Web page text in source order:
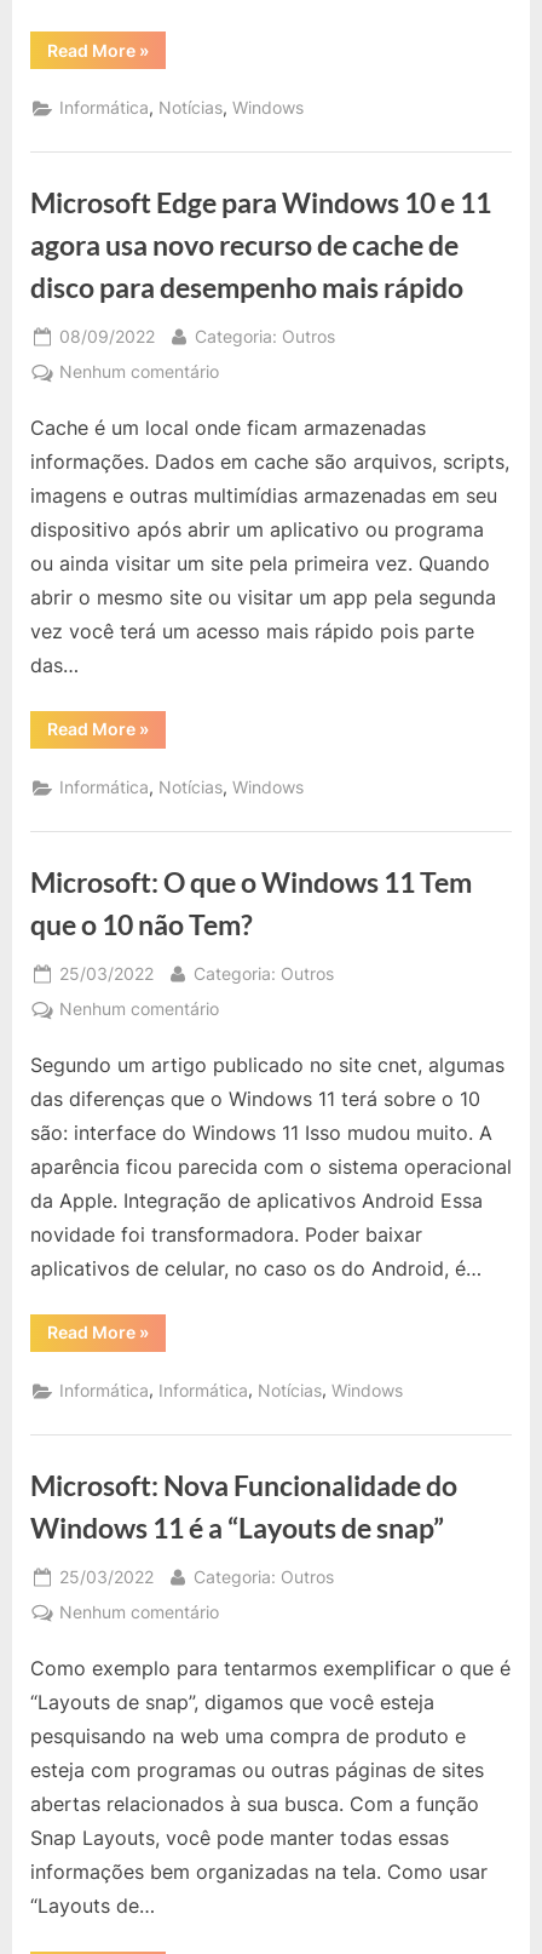
Read More“Windows
11
Pronto
para
Usado
Dobráveis?”
»
Informática, Notícias,Windows
Microsoft Edge para Windows 10 e 11
agora usa novo recurso de cache de
disco para desempenho mais rápido
Posted
on
08/09/2022 By
Categoria: Outros
Nenhum comentárioem
Edge
para
e
11
agora
disco
Cache é um local onde ficam armazenadas
informações. Dados em cache são arquivos, scripts,
imagens e outras multimídias armazenadas em seu
dispositivo após abrir um aplicativo ou programa
ou ainda visitar um site pela primeira vez. Quando
abrir o mesmo site ou visitar um app pela segunda
vez você terá um acesso mais rápido pois parte
das…
Read More“Microsoft
Edge
Windows
10
11
novo
recurso
cache
disco
para
desempenho
mais
»
Informática, Notícias,Windows
Microsoft: O que o Windows 11 Tem
que o 10 não Tem?
Posted
on
25/03/2022 By
Categoria: Outros
Nenhum comentárioem
O
que
Windows
11
Tem
que
Segundo um artigo publicado no site cnet, algumas
das diferenças que o Windows 11 terá sobre o 10
são: interface do Windows 11 Isso mudou muito. A
aparência ficou parecida com o sistema operacional
da Apple. Integração de aplicativos Android Essa
novidade foi transformadora. Poder baixar
aplicativos de celular, no caso os do Android, é…
Read More“Microsoft:
O
Windows
Tem
10
não
Tem?”
»
Informática, Informática, Notícias,Windows
Microsoft: Nova Funcionalidade do
Windows 11 é a “Layouts de snap”
Posted
on
25/03/2022 By
Categoria: Outros
Nenhum comentárioem
Nova
Funcionalidade
Windows
11
é
a
“Layouts
de
Como exemplo para tentarmos exemplificar o que é
“Layouts de snap”, digamos que você esteja
pesquisando na web uma compra de produto e
esteja com programas ou outras páginas de sites
abertas relacionados à sua busca. Com a função
Snap Layouts, você pode manter todas essas
informações bem organizadas na tela. Como usar
“Layouts de…